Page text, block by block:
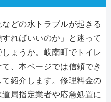
どの水トラブルが起きる
ればいいのか」と迷って
ょうか。岐南町でトイレ
、本ページでは信頼でき
紹介します。修理料金の
局指定業者や応急処置に